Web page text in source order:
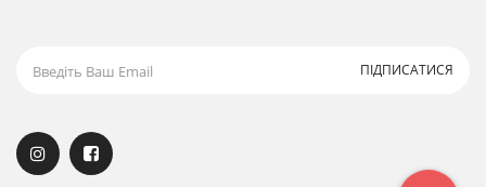
ПІДПИСАТИСЯ